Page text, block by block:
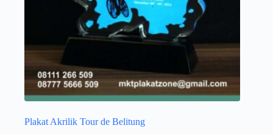
Plakat Akrilik Tour de Belitung